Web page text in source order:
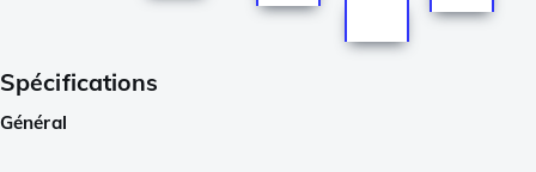
Spécifications
Général